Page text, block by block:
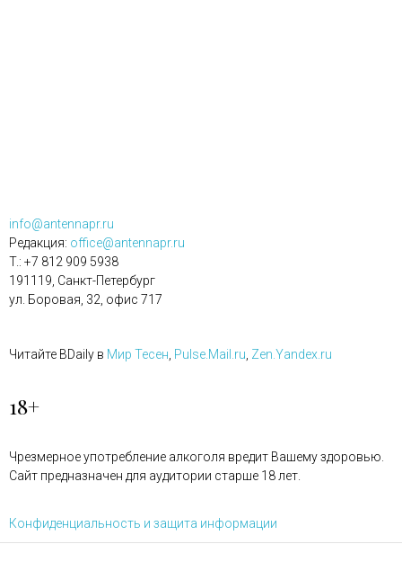
info@antennapr.ru
Редакция: office@antennapr.ru
T.: +7 812 909 5938
191119, Санкт-Петербург
ул. Боровая, 32, офис 717
Читайте BDaily в Мир Тесен, Pulse.Mail.ru, Zen.Yandex.ru
18+
Чрезмерное употребление алкоголя вредит Вашему здоровью.
Сайт предназначен для аудитории старше 18 лет.
Конфиденциальность и защита информации